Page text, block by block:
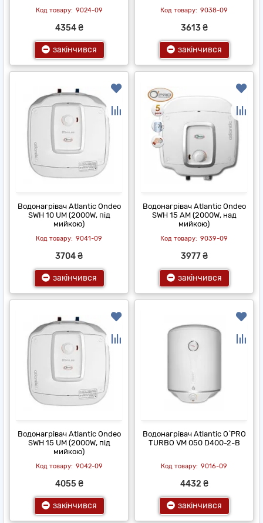
9024-09
4354 ₴
закінчився
9038-09
3613 ₴
закінчився
Водонагрівач Atlantic Ondeo
SWH 10 UM (2000W, під
мийкою)
9041-09
3704 ₴
закінчився
Водонагрівач Atlantic Ondeo
SWH 15 AM (2000W, над
мийкою)
9039-09
3977 ₴
закінчився
Водонагрівач Atlantic Ondeo
SWH 15 UM (2000W, під
мийкою)
9042-09
4055 ₴
закінчився
Водонагрівач Atlantic O`PRO
TURBO VM 050 D400-2-B
9016-09
4432 ₴
закінчився